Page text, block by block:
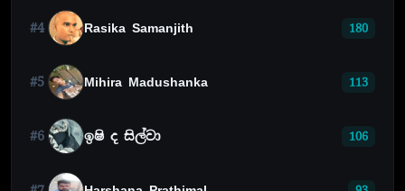
#4 Rasika Samanjith 180
#5 Mihira Madushanka 113
#6 ඉෂි ද සිල්වා 106